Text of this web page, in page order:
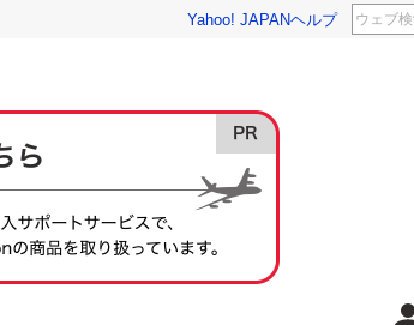
Yahoo! JAPANヘルプ